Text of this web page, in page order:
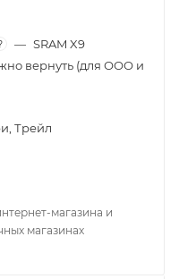
— SRAM X9
вернуть (для ООО и
Трейл
магазина и
магазинах